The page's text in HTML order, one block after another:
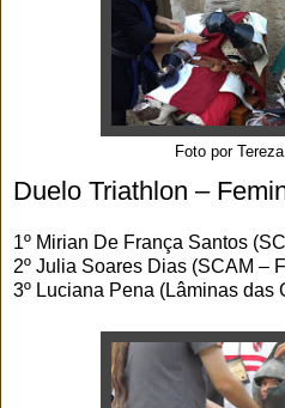
Foto por
Duelo Triathlon –
1º Mirian De França Santos
2º Julia Soares Dias (SCAM –
3º Luciana Pena (Lâminas das